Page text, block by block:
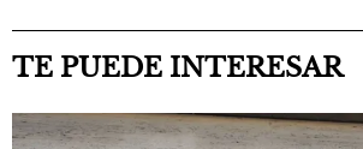
TE PUEDE INTERESAR